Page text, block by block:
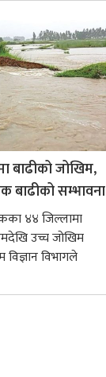
बाढीको जोखिम,
बाढीको सम्भावना
४४ जिल्लामा
उच्च जोखिम
विभागले